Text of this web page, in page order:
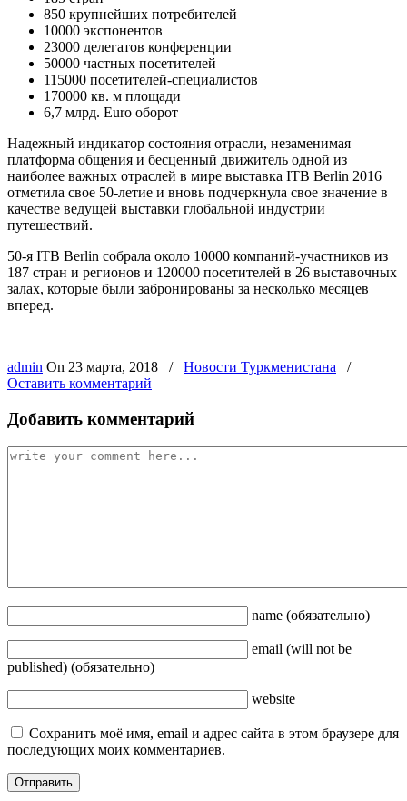
850 крупнейших потребителей
10000 экспонентов
23000 делегатов конференции
50000 частных посетителей
115000 посетителей-специалистов
170000 кв. м площади
6,7 млрд. Euro оборот
Надежный индикатор состояния отрасли, незаменимая
платформа общения и бесценный движитель одной из
наиболее важных отраслей в мире выставка ITB Berlin 2016
отметила свое 50-летие и вновь подчеркнула свое значение в
качестве ведущей выставки глобальной индустрии
путешествий.
50-я ITB Berlin собрала около 10000 компаний-участников из
187 стран и регионов и 120000 посетителей в 26 выставочных
залах, которые были забронированы за несколько месяцев
вперед.
admin On 23 марта, 2018 / Новости Туркменистана
/
Оставить комментарий
Добавить комментарий
name (обязательно)
email (will not be
published) (обязательно)
website
Сохранить моё имя, email и адрес сайта в этом браузере для
последующих моих комментариев.